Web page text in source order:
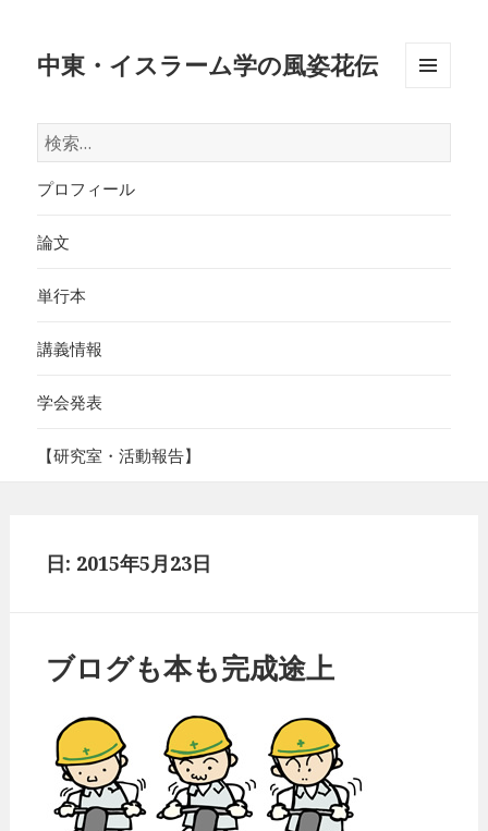
中東・イスラーム学の風姿花伝
検
索:
プロフィール
論文
単行本
講義情報
学会発表
【研究室・活動報告】
日: 2015年5月23日
ブログも本も完成途上